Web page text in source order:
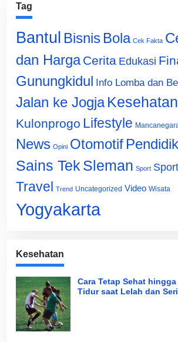
Tag
Bantul Bisnis Bola Cek Fakta
dan Harga Cerita Edukasi
Gunungkidul Info Lomba dan
Jalan ke Jogja Kesehatan
Kulonprogo Lifestyle
News Opini Otomotif
Sains Tek Sleman Sport
Travel Trend Uncategorized Video Wisata
Yogyakarta
Kesehatan
Cara Tetap Sehat
Tidur saat Lelah dan